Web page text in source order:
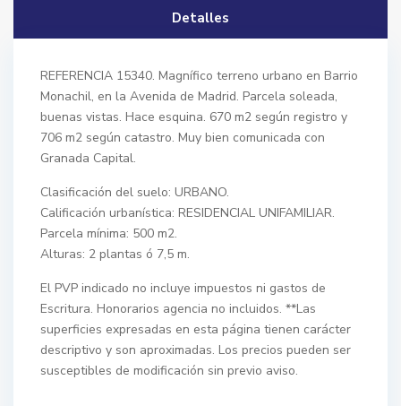
Detalles
REFERENCIA 15340. Magnífico terreno urbano en Barrio
Monachil, en la Avenida de Madrid. Parcela soleada,
buenas vistas. Hace esquina. 670 m2 según registro y
706 m2 según catastro. Muy bien comunicada con
Granada Capital.
Clasificación del suelo: URBANO.
Calificación urbanística: RESIDENCIAL UNIFAMILIAR.
Parcela mínima: 500 m2.
Alturas: 2 plantas ó 7,5 m.
El PVP indicado no incluye impuestos ni gastos de
Escritura. Honorarios agencia no incluidos. **Las
superficies expresadas en esta página tienen carácter
descriptivo y son aproximadas. Los precios pueden ser
susceptibles de modificación sin previo aviso.